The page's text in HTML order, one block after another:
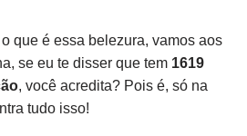
que é essa belezura, vamos aos
se eu te disser que tem 1619
, você acredita? Pois é, só na
tudo isso!